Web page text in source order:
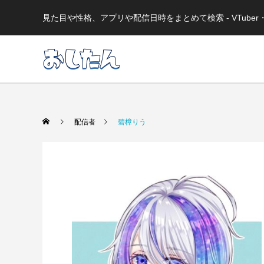
見た目や性格、アプリや配信日時をまとめて検索 -
配信者 碧樟りう